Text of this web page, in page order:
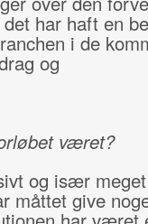
har haft en
i de
og
været?
og især
måttet give